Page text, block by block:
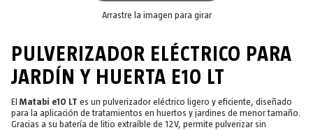
Arrastre la imagen para girar
PULVERIZADOR ELÉCTRICO PARA
JARDÍN Y HUERTA E10 LT
El Matabi e10 LT es un pulverizador eléctrico ligero y eficiente, diseñado
para la aplicación de tratamientos en huertos y jardines de menor tamaño.
Gracias a su batería de litio extraíble de 12V, permite pulverizar sin